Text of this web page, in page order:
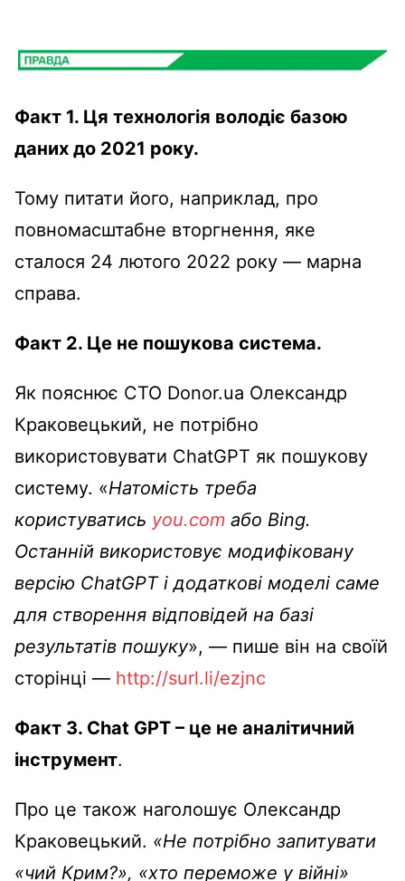
Факт 1. Ця технологія володіє базою
даних до 2021 року.
Тому питати його, наприклад, про
повномасштабне вторгнення, яке
сталося 24 лютого 2022 року — марна
справа.
Факт 2. Це не пошукова система.
Як пояснює CTO Donor.ua Олександр
Краковецький, не потрібно
використовувати ChatGPT як пошукову
систему. «Натомість треба
користуватись you.com або Bing.
Останній використовує модифіковану
версію ChatGPT і додаткові моделі саме
для створення відповідей на базі
результатів пошуку», — пише він на своїй
сторінці — http://surl.li/ezjnc
Факт 3. Chat GPT – це не аналітичний
інструмент.
Про це також наголошує Олександр
Краковецький. «Не потрібно запитувати
«чий Крим?», «хто переможе у війні»